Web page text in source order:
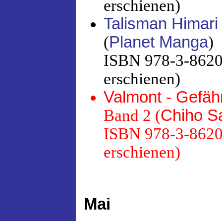
erschienen)
Talisman Himari
(Planet Manga)
ISBN 978-3-
erschienen)
Valmont -
Band 2 (Chiho
ISBN 978-3-
erschienen)
Mai